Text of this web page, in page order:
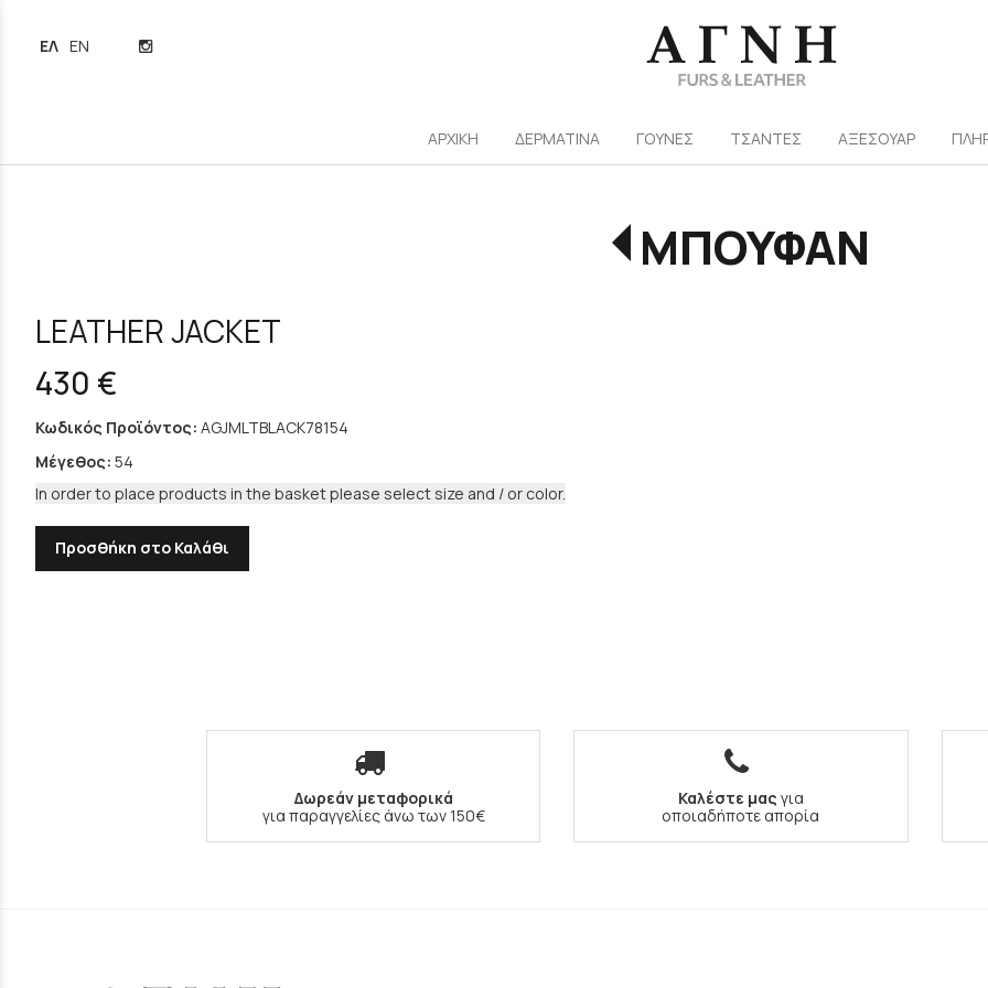
ΕΛΛΗΝΙΚΆ
ENGLISH
ΑΡΧΙΚΗ ΔΕΡΜΑΤΙΝΑ ΓΟΥΝΕΣ ΤΣΑΝΤΕΣ ΑΞΕΣΟΥΑΡ
ΜΠΟΥΦΑΝ
LEATHER JACKET
430 €
Κωδικός Προϊόντος: AGJMLTBLACK78154
Μέγεθος: 54
In order to place products in the basket please select size and / or color.
Προσθήκη στο Καλάθι
Δωρεάν μεταφορικά
για παραγγελίες άνω των 150€
Καλέστε μας για
οποιαδήποτε απορία